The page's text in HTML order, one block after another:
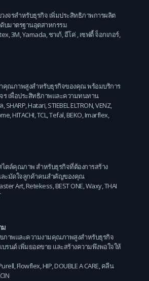
งจรสำหรับธุรกิจ เพิ่มประสิทธิภาพการผลิต
บมาตรฐานอุตสาหกรรม
,3M,Yamada,ชาเก้,อีโค่ ,เซฟตี้ จ็อกเกอร์,
คุณภาพสูงสำหรับธุรกิจของคุณ พร้อมบริการ
ร เพื่อประสิทธิภาพและความทนทาน
,SHARP,Hatari,STIEBEL ELTRON,VENZ,
,HITACHI,TCL,Tefal,BEKO,Imarflex,
ตล์คุณภาพ สำหรับธุรกิจที่ต้องการสร้าง
ละมัดใจลูกค้าคนสำคัญของคุณ
Art, Retekess BEST ONE Waxy, THAI
ม
ภาพและความงามคุณภาพสูงสำหรับธุรกิจ
รนด์ เพิ่มยอดขาย และสร้างความพึงพอใจให้
,Flowflex,HIP,DOUBLE A CARE,คลีน